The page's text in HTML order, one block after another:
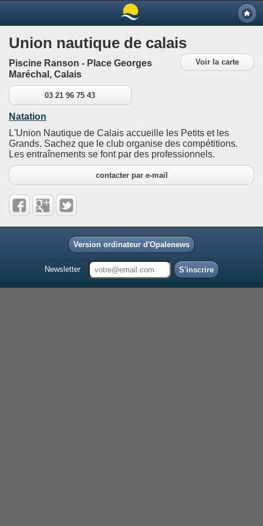
Union nautique de calais
Voir la carte
Piscine Ranson - Place Georges
Maréchal, Calais
03 21 96 75 43
Natation
L'Union Nautique de Calais accueille les Petits et les
Grands. Sachez que le club organise des compétitions.
Les entraînements se font par des professionnels.
contacter par e-mail
Version ordinateur d'Opalenews
Newsletter S'inscrire